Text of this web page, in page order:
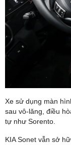
Xe sử dụng màn
sau vô-lăng, điều
tự như Sorento.
KIA Sonet vẫn sở